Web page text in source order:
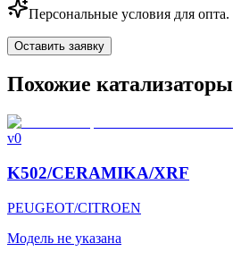
Персональные условия для опта.
Оставить заявку
Похожие катализаторы
v0
K502/CERAMIKA/XRF
PEUGEOT/CITROEN
Модель не указана